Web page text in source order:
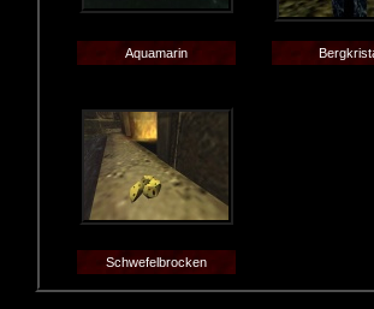
Aquamarin
Schwefelbrocken